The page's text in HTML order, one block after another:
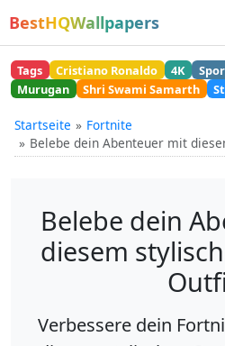
BestHQWallpapers
Tags Cristiano Ronaldo 4K
Murugan
Shri Swami Samarth
Startseite
Fortnite
Belebe dein Abenteuer mit
Belebe dein
diesem
Verbessere dein